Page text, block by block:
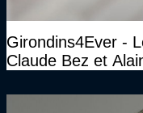
Girondins4Ever -
Claude Bez et